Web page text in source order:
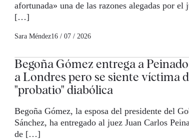
afortunada» una de las razones alegadas por el
[…]
Sara Méndez16 / 07 / 2026
Begoña Gómez entrega a
a Londres pero se siente víctima
"probatio" diabólica
Begoña Gómez, la esposa del presidente del
Sánchez, ha entregado al juez Juan Carlos
de […]